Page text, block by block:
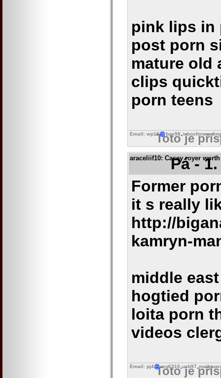
pink lips in
post porn
mature old
clips
porn teens
Email: wp18 bax98 inboxforwarding
Toto je
araceliif10: Casey royer
Pá -
Former
it s really
http://
kamryn-
middle
hogtied
loita porn
videos
Email: pj4 reg6310 usb97
Toto je